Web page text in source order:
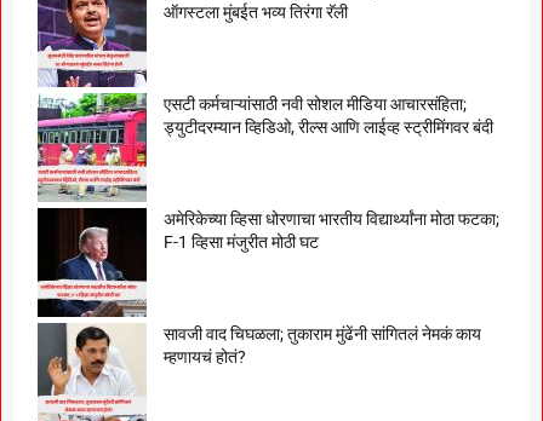
ऑगस्टला मुंबईत भव्य तिरंगा रॅली
एसटी कर्मचाऱ्यांसाठी नवी सोशल मीडिया आचारसंहिता;
ड्युटीदरम्यान व्हिडिओ, रील्स आणि लाईव्ह स्ट्रीमिंगवर बंदी
अमेरिकेच्या व्हिसा धोरणाचा भारतीय विद्यार्थ्यांना मोठा फटका;
F-1 व्हिसा मंजुरीत मोठी घट
सावजी वाद चिघळला; तुकाराम मुंढेंनी सांगितलं नेमकं काय
म्हणायचं होतं?